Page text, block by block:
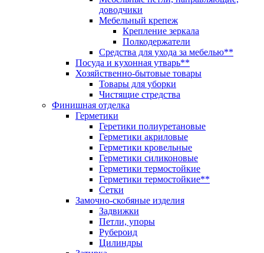
доводчики
Мебельный крепеж
Крепление зеркала
Полкодержатели
Средства для ухода за мебелью**
Посуда и кухонная утварь**
Хозяйственно-бытовые товары
Товары для уборки
Чистящие стредства
Финишная отделка
Герметики
Геретики полиуретановые
Герметики акриловые
Герметики кровельные
Герметики силиконовые
Герметики термостойкие
Герметики термостойкие**
Сетки
Замочно-скобяные изделия
Задвижки
Петли, упоры
Рубероид
Цилиндры